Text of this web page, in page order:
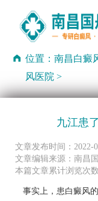
位置：南昌白癜
风医院 >
九江患
文章发布时间：2022-
文章编辑来源：南昌
本篇文章累计浏览次
事实上，患白癜风的